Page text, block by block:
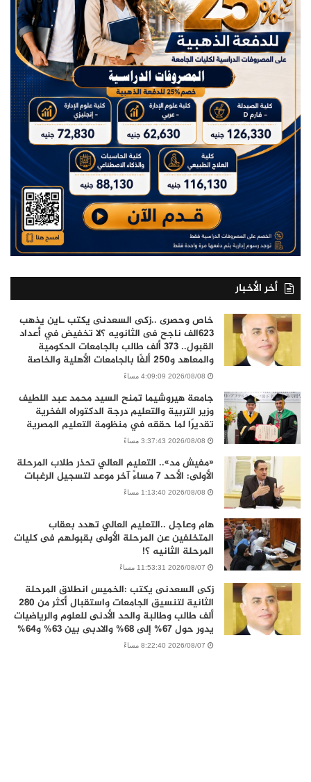
أخر الأخبار
خاص وحصرى ..زكى السعدنى يكتب ـاين يذهب
٦٢٣الف ناجح فى الثانويه ؟لا تخفيض في أعداد
القبول.. 373 ألف طالب بالجامعات الحكومية
والمعاهد و250 ألفًا بالجامعات الأهلية والخاصة
2026/08/08 4:09:09 مساءً
جامعة هيروشيما تمنح السيد محمد عبد اللطيف
وزير التربية والتعليم درجة الدكتوراه الفخرية
تقديرًا لما حققه في منظومة التعليم المصرية
2026/08/08 3:37:43 مساءً
«مفيش مد».. التعليم العالي تحذر طلاب المرحلة
الأولى: الأحد 7 مساءً آخر موعد لتسجيل الرغبات
2026/08/08 1:13:40 مساءً
هام وعاجل ..التعليم العالي تهدد بعقاب
المتخلفين عن المرحلة الأولى بقبولهم فى كليات
المرحلة الثانيه ؟!
2026/08/07 11:53:31 مساءً
زكى السعدنى يكتب :الخميس انطلاق المرحلة
الثانية لتنسيق الجامعات واستقبال أكثر من 280
ألف طالب وطالبة والحد الأدنى للعلوم والرياضيات
يدور حول 67% إلى 68% والادبى بين 63% و64%
2026/08/07 8:22:40 مساءً